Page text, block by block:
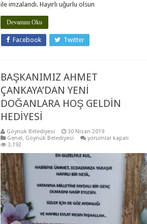
ile imzalandı. Hayırlı uğurlu olsun
Devamını Oku
Facebook Twitter
BAŞKANIMIZ AHMET
ÇANKAYA’DAN YENİ
DOĞANLARA HOŞ GELDİN
HEDİYESİ
Göynük Belediyesi
30 Nisan 2019
Genel, Göynük Belediyesi
BAŞKANIMIZ
YENİ
HOŞ
GELDİN
HEDİYESİ
için
yorumlar kapalı
3,192